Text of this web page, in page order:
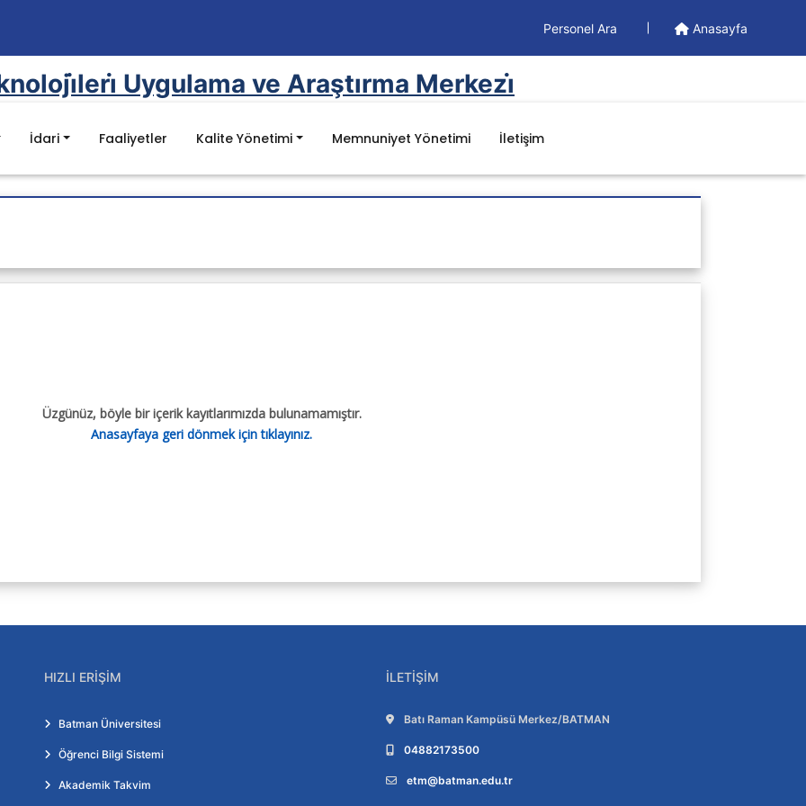
Personel Ara Anasayfa
Uygulama ve Araştırma Merkezi̇
İdari Faaliyetler Kalite Yönetimi
Mevzuat
YÖK Kalite Kurulu Mevzuat Listesi
Dökümanlar
Memnuniyet Yönetimi İletişim
Üzgünüz, böyle bir içerik kayıtlarımızda bulunamamıştır.
Anasayfaya geri dönmek için tıklayınız.
HIZLI ERIŞIM
Batman Üniversitesi
Öğrenci Bilgi Sistemi
Akademik Takvim
İLETIŞIM
Adres:
Batı Raman Kampüsü Merkez/BATMAN
Telefon:
04882173500
E-posta:
etm@batman.edu.tr